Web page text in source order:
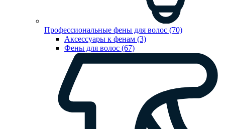
Профессиональные фены для волос (70)
Аксессуары к фенам (3)
Фены для волос (67)